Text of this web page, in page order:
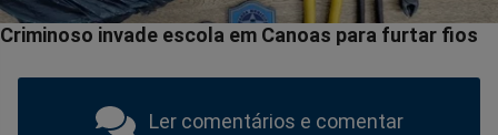
Ler comentários e comentar